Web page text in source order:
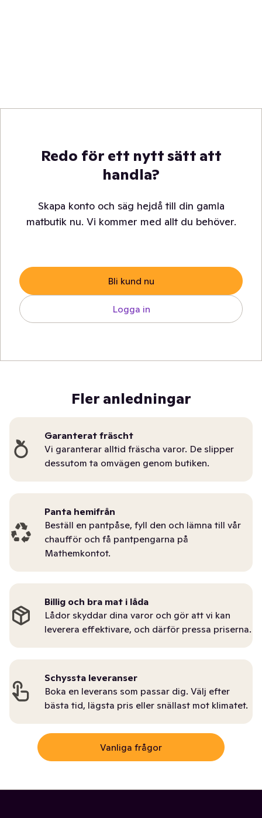
Redo för ett nytt sätt att
handla?
Skapa konto och säg hejdå till din gamla
matbutik nu. Vi kommer med allt du behöver.
Bli kund nu
Logga in
Fler anledningar
Garanterat fräscht
Vi garanterar alltid fräscha varor. De slipper
dessutom ta omvägen genom butiken.
Panta hemifrån
Beställ en pantpåse, fyll den och lämna till vår
chaufför och få pantpengarna på
Mathemkontot.
Billig och bra mat i låda
Lådor skyddar dina varor och gör att vi kan
leverera effektivare, och därför pressa priserna.
Schyssta leveranser
Boka en leverans som passar dig. Välj efter
bästa tid, lägsta pris eller snällast mot klimatet.
Vanliga frågor